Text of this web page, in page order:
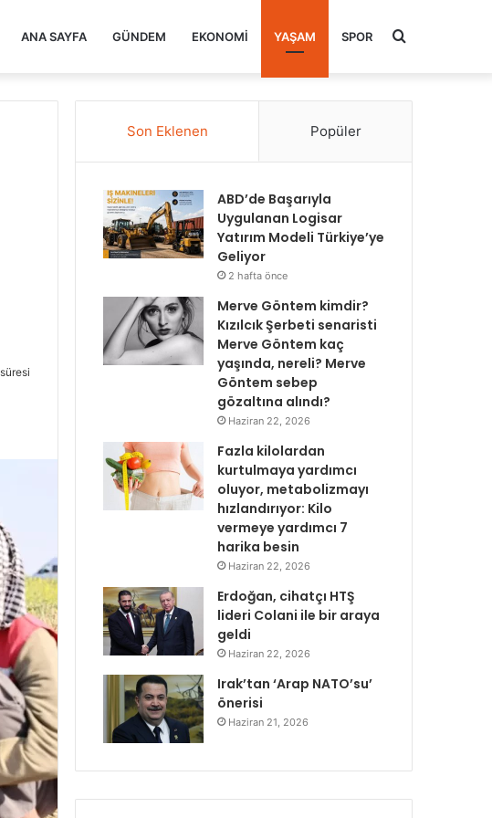
ANA SAYFA GÜNDEM EKONOMI YAŞAM SPOR Arama
Son Eklenen Popüler
ABD’de Başarıyla
Uygulanan Logisar
Yatırım Modeli Türkiye’ye
Geliyor
2 hafta önce
Merve Göntem kimdir?
Kızılcık Şerbeti senaristi
Merve Göntem kaç
yaşında, nereli? Merve
Göntem sebep
gözaltına alındı?
Haziran 22, 2026
Fazla kilolardan
kurtulmaya yardımcı
oluyor, metabolizmayı
hızlandırıyor: Kilo
vermeye yardımcı 7
harika besin
Haziran 22, 2026
Erdoğan, cihatçı HTŞ
lideri Colani ile bir araya
geldi
Haziran 22, 2026
Irak’tan ‘Arap NATO’su’
önerisi
Haziran 21, 2026